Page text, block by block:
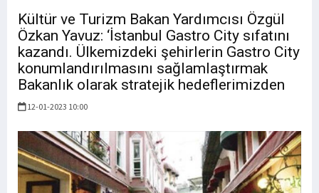
Kültür ve Turizm Bakan Yardımcısı Özgül
Özkan Yavuz: ‘İstanbul Gastro City sıfatını
kazandı. Ülkemizdeki şehirlerin Gastro City
konumlandırılmasını sağlamlaştırmak
Bakanlık olarak stratejik hedeflerimizden
12-01-2023 10:00